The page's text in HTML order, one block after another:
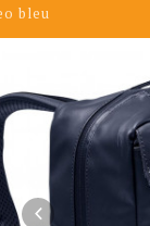
bleu